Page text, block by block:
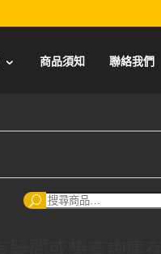
商品須知 聯絡我們